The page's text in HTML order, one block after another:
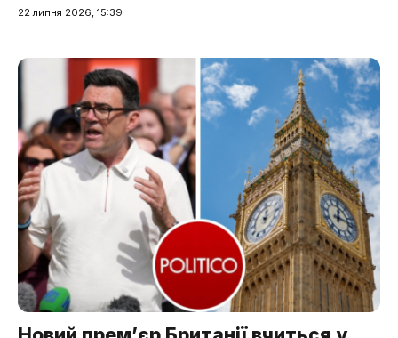
22 липня 2026, 15:39